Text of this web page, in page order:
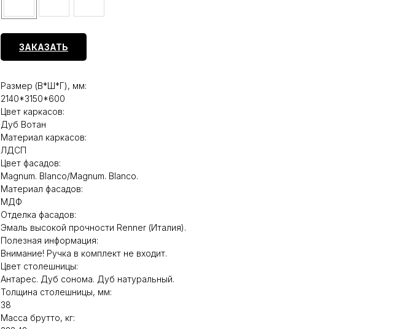
ЗАКАЗАТЬ
Размер (В*Ш*Г), мм:
2140*3150*600
Цвет каркасов:
Дуб Вотан
Материал каркасов:
ЛДСП
Цвет фасадов:
Magnum. Blanco/Magnum. Blanco.
Материал фасадов:
МДФ
Отделка фасадов:
Эмаль высокой прочности Renner (Италия).
Полезная информация:
Внимание! Ручка в комплект не входит.
Цвет столешницы:
Антарес. Дуб сонома. Дуб натуральный.
Толщина столешницы, мм:
38
Масса брутто, кг: